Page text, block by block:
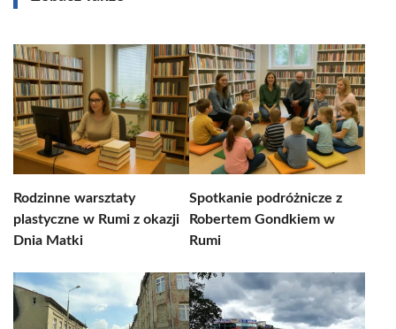
Rodzinne warsztaty
plastyczne w Rumi z okazji
Dnia Matki
Spotkanie podróżnicze z
Robertem Gondkiem w
Rumi